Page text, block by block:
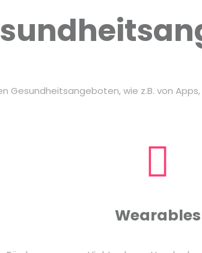
wie z.B. von
Wearables